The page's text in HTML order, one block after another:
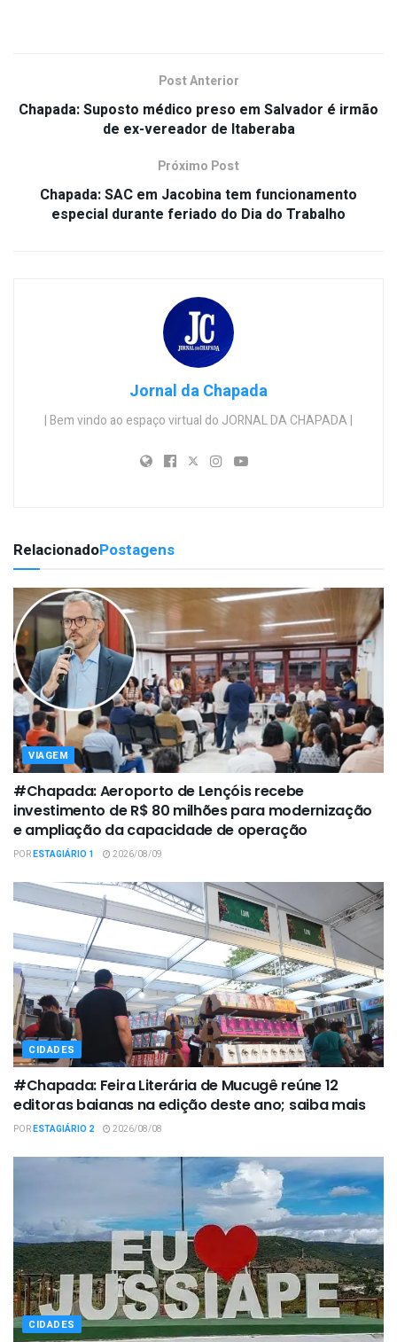
Post Anterior
Chapada: Suposto médico preso em Salvador é irmão
de ex-vereador de Itaberaba
Próximo Post
Chapada: SAC em Jacobina tem funcionamento
especial durante feriado do Dia do Trabalho
Jornal da Chapada
| Bem vindo ao espaço virtual do JORNAL DA CHAPADA |
RelacionadoPostagens
VIAGEM
#Chapada: Aeroporto de Lençóis recebe
investimento de R$ 80 milhões para modernização
e ampliação da capacidade de operação
PORESTAGIÁRIO 1 2026/08/09
CIDADES
#Chapada: Feira Literária de Mucugê reúne 12
editoras baianas na edição deste ano; saiba mais
PORESTAGIÁRIO 2 2026/08/08
CIDADES